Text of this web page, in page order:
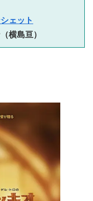
ェット
横島亘）